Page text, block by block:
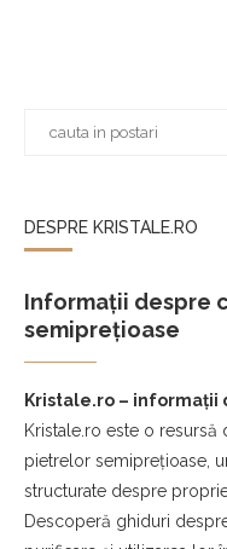
DESPRE KRISTALE.RO
Informații despre
semiprețioase
Kristale.ro – informații
Kristale.ro este o resursă
pietrelor semiprețioase,
structurate despre
Descoperă ghiduri